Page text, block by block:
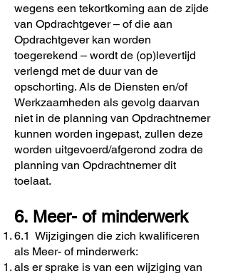
wegens een tekortkoming aan de zijde
van Opdrachtgever – of die aan
Opdrachtgever kan worden
toegerekend – wordt de (op)levertijd
verlengd met de duur van de
opschorting. Als de Diensten en/of
Werkzaamheden als gevolg daarvan
niet in de planning van Opdrachtnemer
kunnen worden ingepast, zullen deze
worden uitgevoerd/afgerond zodra de
planning van Opdrachtnemer dit
toelaat.
6. Meer- of minderwerk
6.1 Wijzigingen die zich kwalificeren
als Meer- of minderwerk:
als er sprake is van een wijziging van